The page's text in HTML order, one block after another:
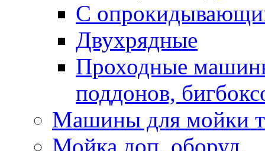
С
Двухрядные
Проходныe
поддонов,
Машины для мойки